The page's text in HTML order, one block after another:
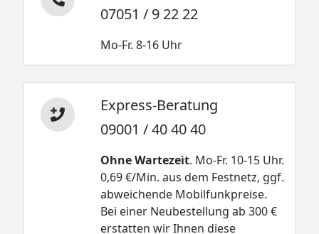
07051 / 9 22 22
Mo-Fr. 8-16 Uhr
Express-Beratung
09001 / 40 40 40
Ohne Wartezeit. Mo-Fr. 10-15 Uhr.
0,69 €/Min. aus dem Festnetz, ggf.
abweichende Mobilfunkpreise.
Bei einer Neubestellung ab 300 €
erstatten wir Ihnen diese